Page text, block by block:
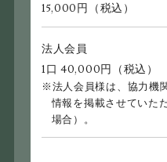
15,000円（税込）
法人会員
1口 40,000円（税込）
法人会員様は、協力機
情報を掲載させていた
場合）。